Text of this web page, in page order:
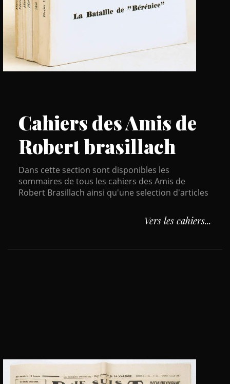
Cahiers desAmis de
Robert brasillach
Dans cette section sont disponibles les
sommaires de tous les cahiers des Amis de
Robert Brasillach ainsi qu'une selection d'articles
Vers les cahiers...